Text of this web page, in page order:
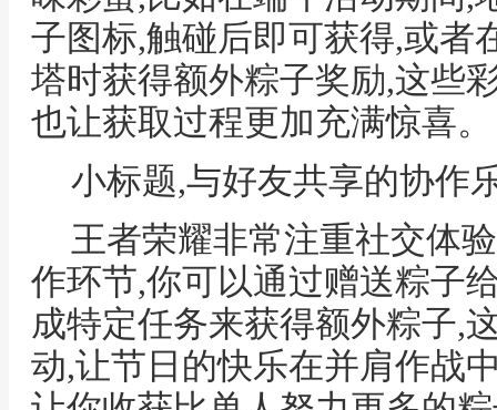
子图标,触碰后即可获得,或者
塔时获得额外粽子奖励,这些
也让获取过程更加充满惊喜。
小标题,与好友共享的协作
王者荣耀非常注重社交体
作环节,你可以通过赠送粽子
成特定任务来获得额外粽子,
动,让节日的快乐在并肩作战